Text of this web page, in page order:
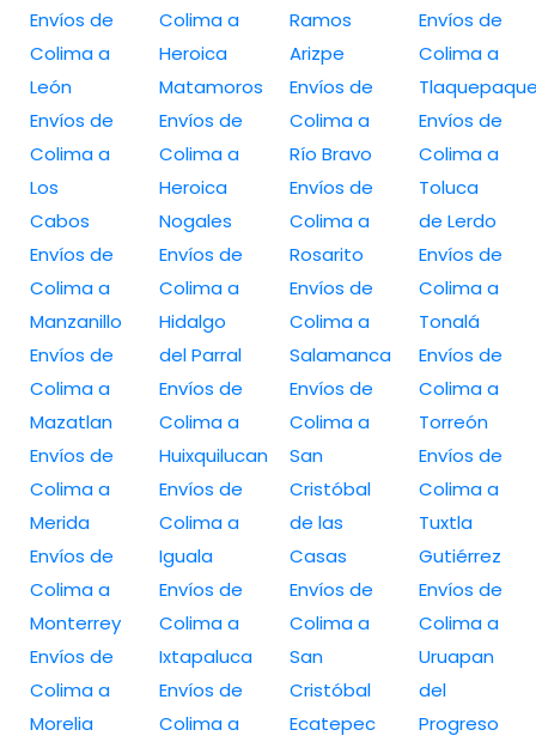
Envíos de
Colima a
León
Envíos de
Colima a
Los
Cabos
Envíos de
Colima a
Manzanillo
Envíos de
Colima a
Mazatlan
Envíos de
Colima a
Merida
Envíos de
Colima a
Monterrey
Envíos de
Colima a
Morelia
Colima a
Heroica
Matamoros
Envíos de
Colima a
Heroica
Nogales
Envíos de
Colima a
Hidalgo
del Parral
Envíos de
Colima a
Huixquilucan
Envíos de
Colima a
Iguala
Envíos de
Colima a
Ixtapaluca
Envíos de
Colima a
Ramos
Arizpe
Envíos de
Colima a
Río Bravo
Envíos de
Colima a
Rosarito
Envíos de
Colima a
Salamanca
Envíos de
Colima a
San
Cristóbal
de las
Casas
Envíos de
Colima a
San
Cristóbal
Ecatepec
Envíos de
Colima a
Envíos de
Colima a
Toluca
de Lerdo
Envíos de
Colima a
Tonalá
Envíos de
Colima a
Torreón
Envíos de
Colima a
Tuxtla
Gutiérrez
Envíos de
Colima a
Uruapan
del
Progreso